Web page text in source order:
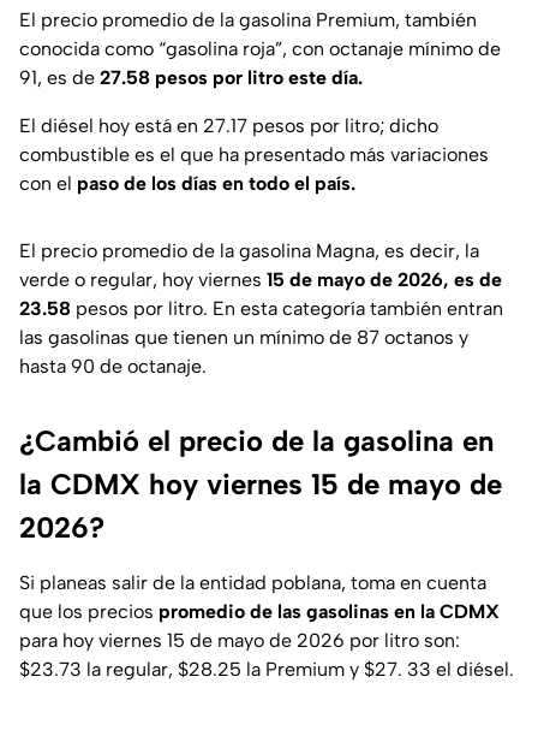
El precio promedio de la gasolina Premium, también
conocida como “gasolina roja”, con octanaje mínimo de
91, es de 27.58 pesos por litro este día.
El diésel hoy está en 27.17 pesos por litro; dicho
combustible es el que ha presentado más variaciones
con el paso de los días en todo el país.
El precio promedio de la gasolina Magna, es decir, la
verde o regular, hoy viernes 15 de mayo de 2026, es de
23.58 pesos por litro. En esta categoría también entran
las gasolinas que tienen un mínimo de 87 octanos y
hasta 90 de octanaje.
¿Cambió el precio de la gasolina en
la CDMX hoy viernes 15 de mayo de
2026?
Si planeas salir de la entidad poblana, toma en cuenta
que los precios promedio de las gasolinas en la CDMX
para hoy viernes 15 de mayo de 2026 por litro son:
$23.73 la regular, $28.25 la Premium y $27. 33 el diésel.